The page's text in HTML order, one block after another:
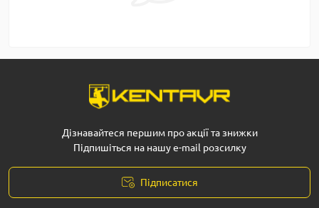
Дізнавайтеся першим про акції та знижки
Підпишіться на нашу e-mail розсилку
Підписатися